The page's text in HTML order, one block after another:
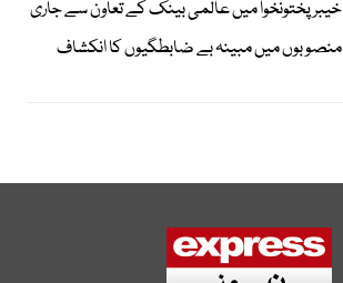
خیبرپختونخوا میں عالمی بینک کے تعاون سے جاری
منصوبوں میں مبینہ بے ضابطگیوں کا انکشاف